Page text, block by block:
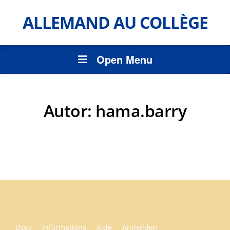
ALLEMAND AU COLLÈGE
Open Menu
Autor: hama.barry
Docs Informations Aide Anmelden